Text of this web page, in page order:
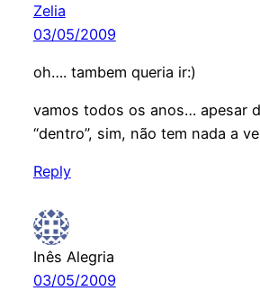
Zelia
03/05/2009
oh…. tambem queria ir:)
vamos todos os anos… apesar
“dentro”, sim, não tem nada a
Reply
Inês Alegria
03/05/2009